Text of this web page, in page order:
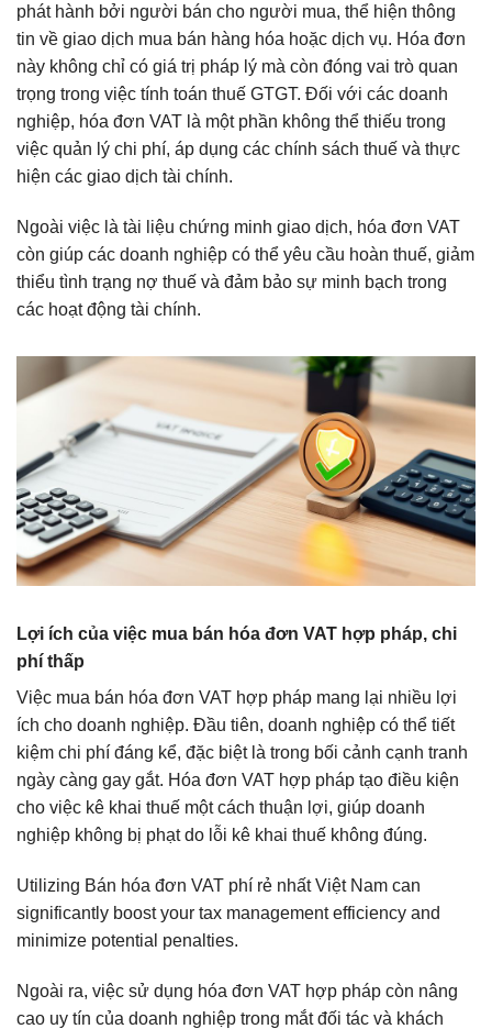
phát hành bởi người bán cho người mua, thể hiện thông
tin về giao dịch mua bán hàng hóa hoặc dịch vụ. Hóa đơn
này không chỉ có giá trị pháp lý mà còn đóng vai trò quan
trọng trong việc tính toán thuế GTGT. Đối với các doanh
nghiệp, hóa đơn VAT là một phần không thể thiếu trong
việc quản lý chi phí, áp dụng các chính sách thuế và thực
hiện các giao dịch tài chính.
Ngoài việc là tài liệu chứng minh giao dịch, hóa đơn VAT
còn giúp các doanh nghiệp có thể yêu cầu hoàn thuế, giảm
thiểu tình trạng nợ thuế và đảm bảo sự minh bạch trong
các hoạt động tài chính.
Lợi ích của việc mua bán hóa đơn VAT hợp pháp, chi
phí thấp
Việc mua bán hóa đơn VAT hợp pháp mang lại nhiều lợi
ích cho doanh nghiệp. Đầu tiên, doanh nghiệp có thể tiết
kiệm chi phí đáng kể, đặc biệt là trong bối cảnh cạnh tranh
ngày càng gay gắt. Hóa đơn VAT hợp pháp tạo điều kiện
cho việc kê khai thuế một cách thuận lợi, giúp doanh
nghiệp không bị phạt do lỗi kê khai thuế không đúng.
Utilizing Bán hóa đơn VAT phí rẻ nhất Việt Nam can
significantly boost your tax management efficiency and
minimize potential penalties.
Ngoài ra, việc sử dụng hóa đơn VAT hợp pháp còn nâng
cao uy tín của doanh nghiệp trong mắt đối tác và khách